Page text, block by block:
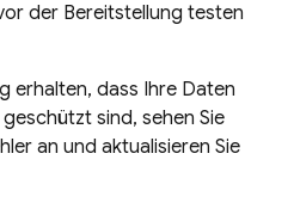
der Bereitstellung testen
erhalten, dass Ihre Daten
sind, sehen Sie
an und aktualisieren Sie